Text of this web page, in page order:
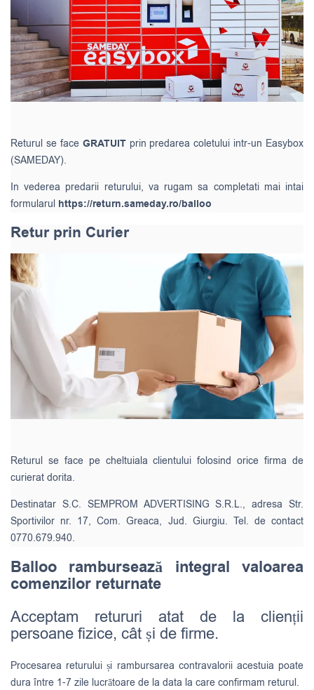
Returul se face GRATUIT prin predarea coletului intr-un Easybox
(SAMEDAY).
In vederea predarii returului, va rugam sa completati mai intai
formularul https://return.sameday.ro/balloo
Retur prin Curier
Returul se face pe cheltuiala clientului folosind orice firma de
curierat dorita.
Destinatar S.C. SEMPROM ADVERTISING S.R.L., adresa Str.
Sportivilor nr. 17, Com. Greaca, Jud. Giurgiu. Tel. de contact
0770.679.940.
Balloo rambursează integral valoarea
comenzilor returnate
Acceptam retururi atat de la clienții
persoane fizice, cât și de firme.
Procesarea returului și rambursarea contravalorii acestuia poate
dura între 1-7 zile lucrătoare de la data la care confirmam returul.